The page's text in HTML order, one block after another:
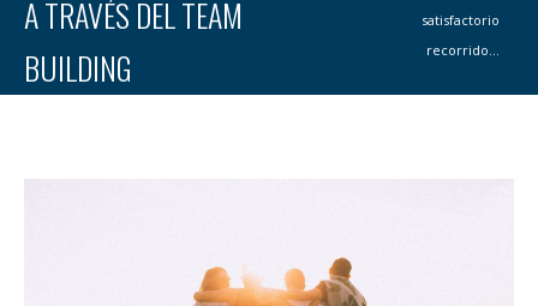
A TRAVÉS DEL TEAM
BUILDING
satisfactorio
recorrido…